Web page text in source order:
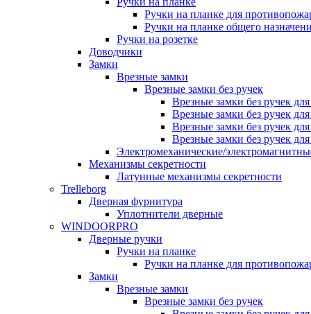
Ручки на планке для
Ручки на планке общего
Ручки на розетке
Доводчики
Замки
Врезные замки
Врезные замки без ручек
Врезные замки без ручек
Врезные замки без ручек
Врезные замки без ручек
Врезные замки без ручек
Электромеханические/
Механизмы секретности
Латунные механизмы секретности
Trelleborg
Дверная фурнитура
Уплотнители дверные
WINDOORPRO
Дверные ручки
Ручки на планке
Ручки на планке для
Замки
Врезные замки
Врезные замки без ручек